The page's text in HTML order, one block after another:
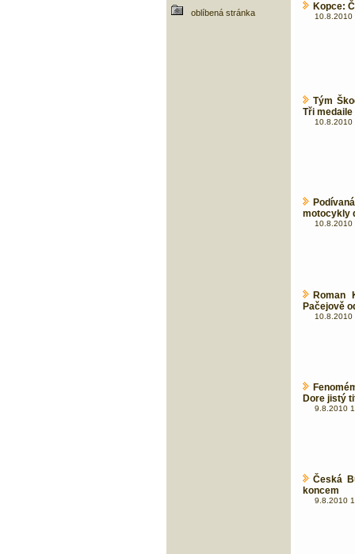
oblíbená stránka
Kopce:
10.8.2010
Tým
Tři medaile
10.8.2010
motocykly
10.8.2010
Roman
Pačejově
10.8.2010
Dore jistý
9.8.2010
Česká
koncem
9.8.2010